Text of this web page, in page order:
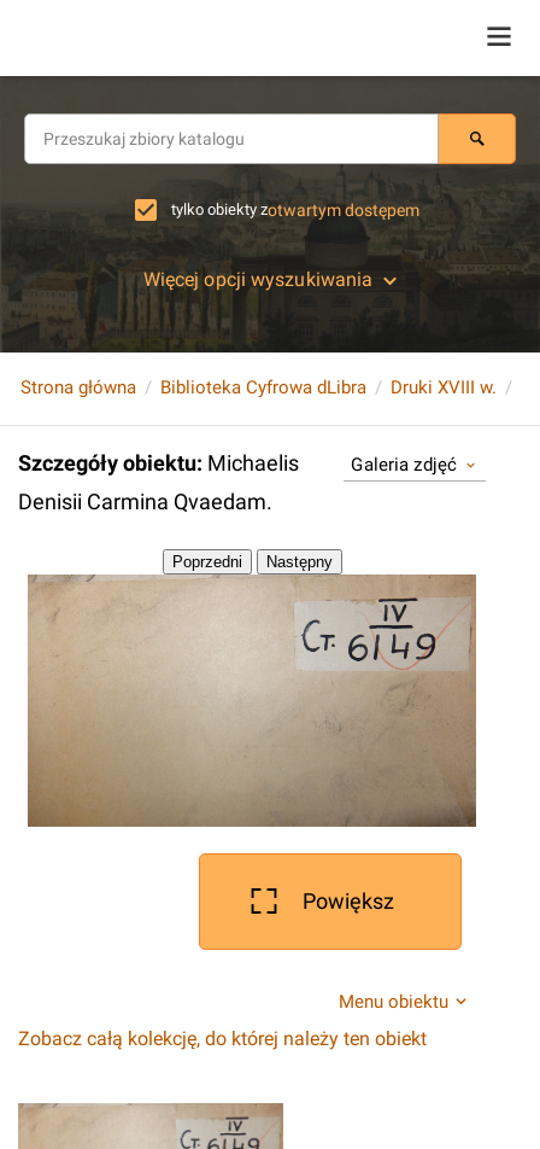
tylko obiekty zotwartym dostępem
Więcej opcji wyszukiwania
Strona główna Biblioteka Cyfrowa dLibra Druki XVIII w.
Szczegóły obiektu: Michaelis
Denisii Carmina Qvaedam.
Galeria zdjęć
Powiększ
Menu obiektu
Zobacz całą kolekcję, do której należy ten obiekt